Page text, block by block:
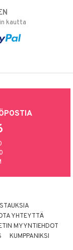
kautta
YHTEYTTÄ
MYYNTIEHDOT
KUMPPANIKSI